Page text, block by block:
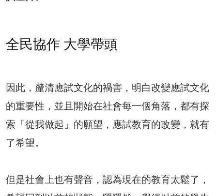
全民協作 大學帶頭
因此，釐清應試文化的禍害，明白改變應試文化
的重要性，並且開始在社會每一個角落，都有探
索「從我做起」的願望，應試教育的改變，就有
了希望。
但是社會上也有聲音，認為現在的教育太鬆了，